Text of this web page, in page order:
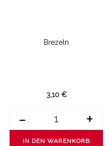
Brezeln
3,10 €
- +
IN DEN WARENKORB